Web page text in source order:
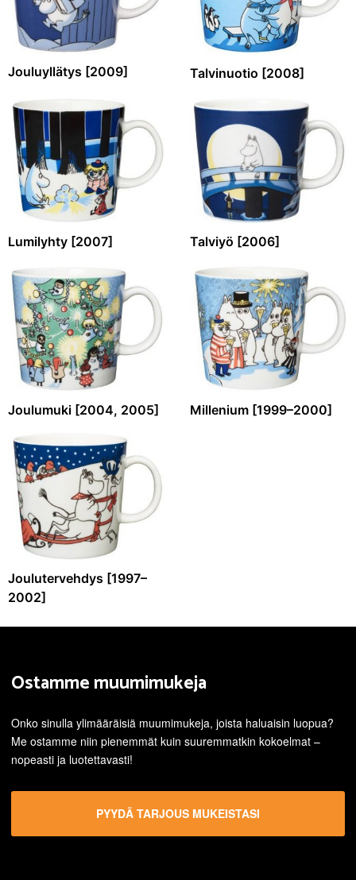
Jouluyllätys [2009] Talvinuotio [2008]
Lumilyhty [2007] Talviyö [2006]
Joulumuki [2004, 2005] Millenium [1999–2000]
Joulutervehdys [1997–
2002]
Ostamme muumimukeja
Onko sinulla ylimääräisiä muumimukeja, joista haluaisin luopua?
Me ostamme niin pienemmät kuin suuremmatkin kokoelmat –
nopeasti ja luotettavasti!
PYYDÄ TARJOUS MUKEISTASI